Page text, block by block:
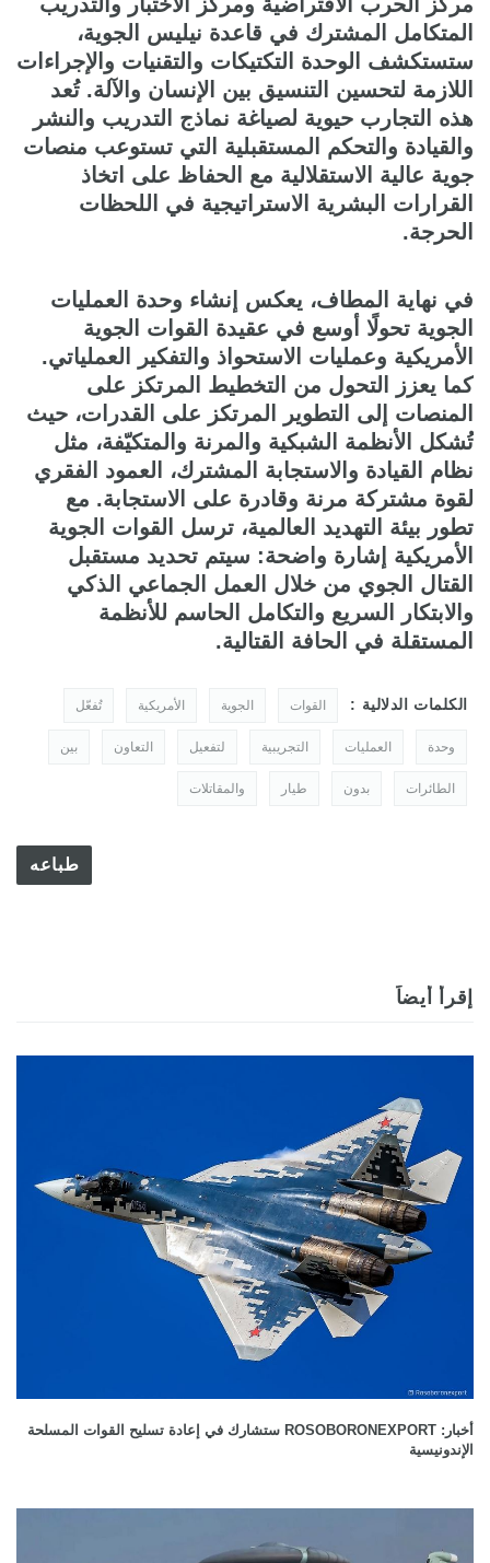
المتكامل المشترك في قاعدة نيليس الجوية،
ستستكشف الوحدة التكتيكات والتقنيات والإجراءات
اللازمة لتحسين التنسيق بين الإنسان والآلة. تُعد
هذه التجارب حيوية لصياغة نماذج التدريب والنشر
والقيادة والتحكم المستقبلية التي تستوعب منصات
جوية عالية الاستقلالية مع الحفاظ على اتخاذ
القرارات البشرية الاستراتيجية في اللحظات
الحرجة.
في نهاية المطاف، يعكس إنشاء وحدة العمليات
الجوية تحولًا أوسع في عقيدة القوات الجوية
الأمريكية وعمليات الاستحواذ والتفكير العملياتي.
كما يعزز التحول من التخطيط المرتكز على
المنصات إلى التطوير المرتكز على القدرات، حيث
تُشكل الأنظمة الشبكية والمرنة والمتكيّفة، مثل
نظام القيادة والاستجابة المشترك، العمود الفقري
لقوة مشتركة مرنة وقادرة على الاستجابة. مع
تطور بيئة التهديد العالمية، ترسل القوات الجوية
الأمريكية إشارة واضحة: سيتم تحديد مستقبل
القتال الجوي من خلال العمل الجماعي الذكي
والابتكار السريع والتكامل الحاسم للأنظمة
المستقلة في الحافة القتالية.
الكلمات الدلالية : القوات الجوية الأمريكية تُفعّل
وحدة العمليات التجريبية لتفعيل التعاون بين
الطائرات بدون طيار والمقاتلات
طباعه
إقرأ أيضاً
أخبار: ROSOBORONEXPORT ستشارك في إعادة تسليح القوات المسلحة
الإندونيسية